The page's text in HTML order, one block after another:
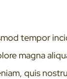
tempor
magna
quis